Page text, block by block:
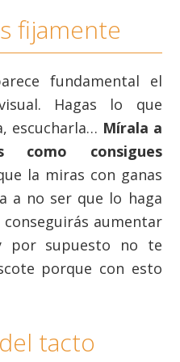
fijamente
fundamental el
Hagas lo que
escucharla… Mírala a
consigues
la miras con ganas
a no ser que lo haga
aumentar
por supuesto no te
porque con esto
tacto